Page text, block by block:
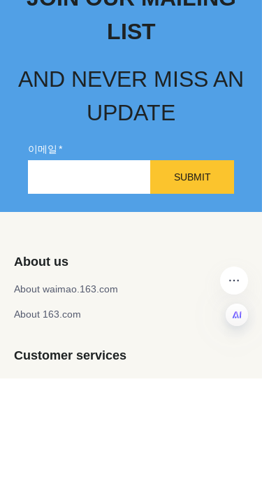
이메일
SUBMIT
LIST
AND NEVER MISS AN
UPDATE
About us
About waimao.163.com
About 163.com
Customer services
KO